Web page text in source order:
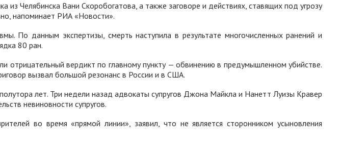
Челябинска Вани Скоробогатова, а также заговоре и действиях, ставящих под угрозу
напоминает РИА «Новости».
По данным экспертизы, смерть наступила в результате многочисленных ранений и
80 ран.
отрицательный вердикт по главному пункту — обвинению в предумышленном убийстве.
вызвал большой резонанс в России и в США.
лет. Три недели назад адвокаты супругов Джона Майкла и Нанетт Луизы Кравер
невиновности супругов.
во время «прямой линии», заявил, что не является сторонником усыновления